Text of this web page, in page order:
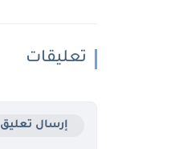
تعليقات
إرسال تعليق